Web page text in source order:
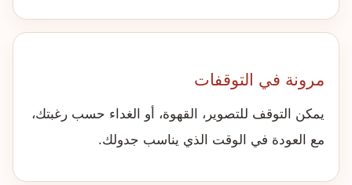
مرونة في التوقفات
يمكن التوقف للتصوير، القهوة، أو الغداء حسب رغبتك،
مع العودة في الوقت الذي يناسب جدولك.